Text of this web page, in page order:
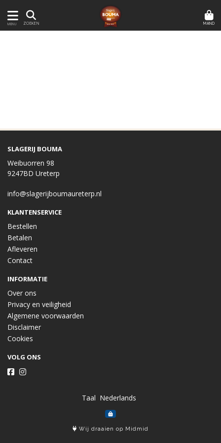
MENU ZOEKEN MAND
SLAGERIJ BOUMA
Weibuorren 98
9247BD Ureterp
info@slagerijboumaureterp.nl
KLANTENSERVICE
Bestellen
Betalen
Afleveren
Contact
INFORMATIE
Over ons
Privacy en veiligheid
Algemene voorwaarden
Disclaimer
Cookies
VOLG ONS
Taal
Wij draaien op Midmid